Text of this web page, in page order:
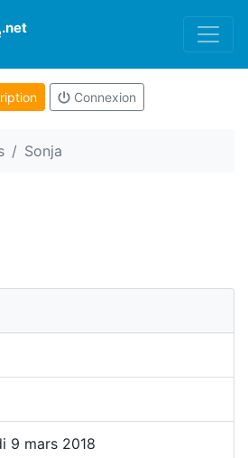
.net
Connexion
Sonja
9 mars 2018